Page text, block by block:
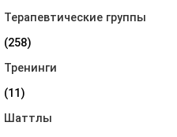
Терапевтические группы
(258)
Тренинги
(11)
Шаттлы